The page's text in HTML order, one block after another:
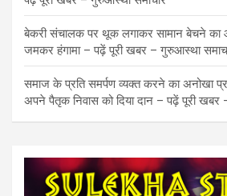
बेकरी संचालक पर थूक लगाकर सामान बेचने का
जमकर हंगामा – पढ़ें पूरी खबर – गुरुआस्था
समाज के प्रति समर्पण व्यक्त करने का अनोखा
अपने पैतृक निवास को दिया दान – पढ़ें पूरी